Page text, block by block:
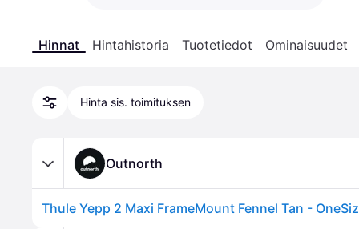
Hinnat Hintahistoria Tuotetiedot Ominaisuudet
Hinta sis. toimituksen
Outnorth
Thule Yepp 2 Maxi FrameMount Fennel Tan -